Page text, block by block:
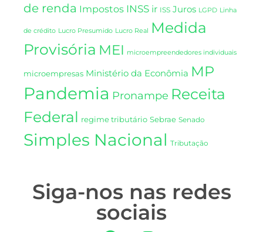
de renda Impostos INSS ir ISS Juros LGPD Linha
de crédito Lucro Presumido Lucro Real
Medida
Provisória MEI microempreendedores individuais
microempresas Ministério da Econômia MP
Pandemia Pronampe Receita
Federal regime tributário Sebrae Senado
Simples Nacional Tributação
Siga-nos nas redes
sociais